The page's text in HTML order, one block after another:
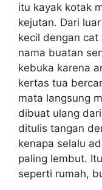
itu kayak kotak
kejutan. Dari
kecil dengan cat
nama buatan
kebuka karena
kertas tua
mata langsung
dibuat ulang
ditulis tangan
kenapa selalu
paling lembut.
seperti rumah,